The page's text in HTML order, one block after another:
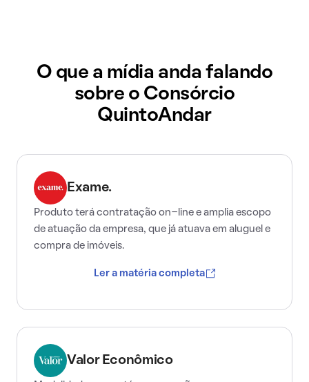
O que a mídia anda falando
sobre o Consórcio
QuintoAndar
Exame.
Produto terá contratação on-line e amplia escopo
de atuação da empresa, que já atuava em aluguel e
compra de imóveis.
Ler a matéria completa
Valor Econômico